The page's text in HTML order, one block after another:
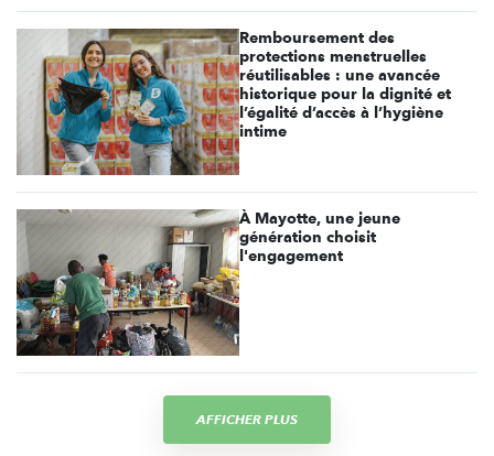
Remboursement des
protections menstruelles
réutilisables : une avancée
historique pour la dignité et
l’égalité d’accès à l’hygiène
intime
À Mayotte, une jeune
génération choisit
l'engagement
AFFICHER PLUS